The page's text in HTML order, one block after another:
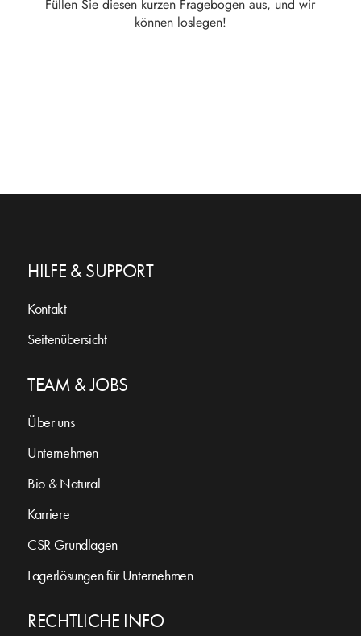
HILFE & SUPPORT
Kontakt
Seitenübersicht
TEAM & JOBS
Über uns
Unternehmen
Bio & Natural
Karriere
CSR Grundlagen
Lagerlösungen für Unternehmen
RECHTLICHE INFO